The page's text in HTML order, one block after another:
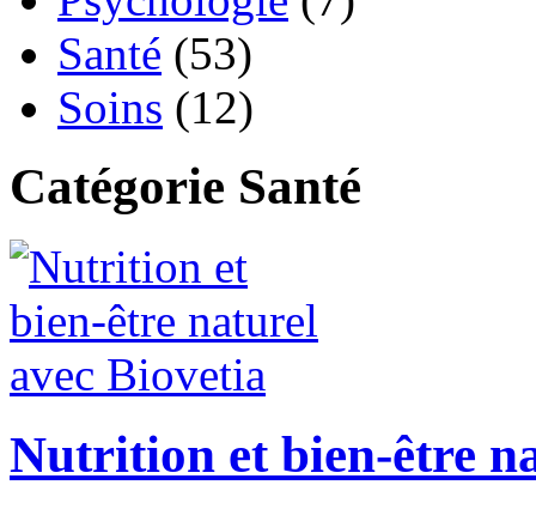
Santé (53)
Soins (12)
Catégorie Santé
Nutrition et bien-être